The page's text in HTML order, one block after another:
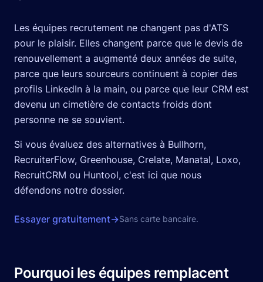
Les équipes recrutement ne changent pas d'ATS
pour le plaisir. Elles changent parce que le devis de
renouvellement a augmenté deux années de suite,
parce que leurs sourceurs continuent à copier des
profils LinkedIn à la main, ou parce que leur CRM est
devenu un cimetière de contacts froids dont
personne ne se souvient.
Si vous évaluez des alternatives à Bullhorn,
RecruiterFlow, Greenhouse, Crelate, Manatal, Loxo,
RecruitCRM ou Huntool, c'est ici que nous
défendons notre dossier.
Essayer gratuitement→Sans carte bancaire.
Pourquoi les équipes remplacent